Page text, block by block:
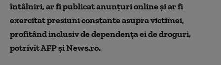
întâlniri, ar fi publicat anunțuri online și ar fi
exercitat presiuni constante asupra victimei,
profitând inclusiv de dependența ei de droguri,
potrivit AFP și News.ro.